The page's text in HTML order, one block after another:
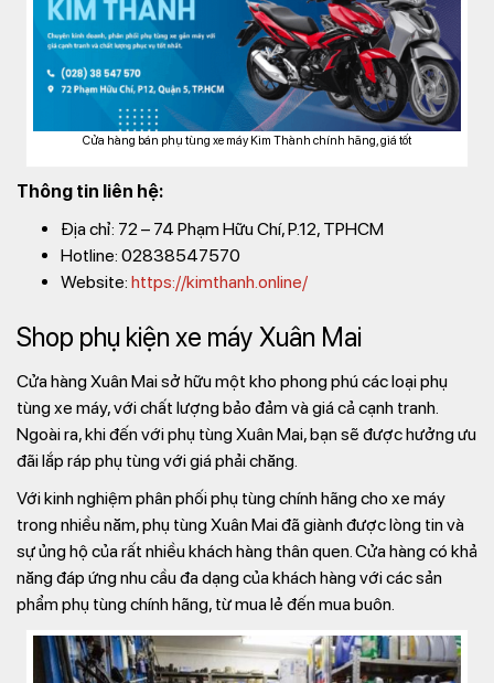
Cửa hàng bán phụ tùng xe máy Kim Thành chính hãng, giá tốt
Thông tin liên hệ:
Địa chỉ: 72 – 74 Phạm Hữu Chí, P.12, TPHCM
Hotline: 02838547570
Website: https://kimthanh.online/
Shop phụ kiện xe máy Xuân Mai
Cửa hàng Xuân Mai sở hữu một kho phong phú các loại phụ
tùng xe máy, với chất lượng bảo đảm và giá cả cạnh tranh.
Ngoài ra, khi đến với phụ tùng Xuân Mai, bạn sẽ được hưởng ưu
đãi lắp ráp phụ tùng với giá phải chăng.
Với kinh nghiệm phân phối phụ tùng chính hãng cho xe máy
trong nhiều năm, phụ tùng Xuân Mai đã giành được lòng tin và
sự ủng hộ của rất nhiều khách hàng thân quen. Cửa hàng có khả
năng đáp ứng nhu cầu đa dạng của khách hàng với các sản
phẩm phụ tùng chính hãng, từ mua lẻ đến mua buôn.